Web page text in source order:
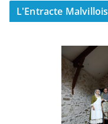
L'Entracte